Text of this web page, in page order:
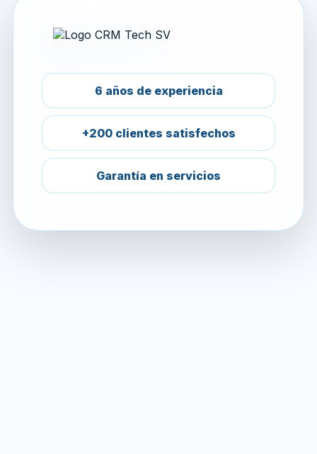
6 años de experiencia
+200 clientes satisfechos
Garantía en servicios